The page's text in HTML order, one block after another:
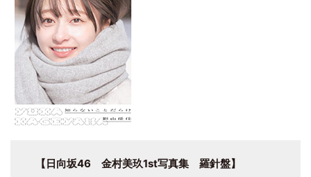
【日向坂46 金村美玖1st写真集 羅針盤】